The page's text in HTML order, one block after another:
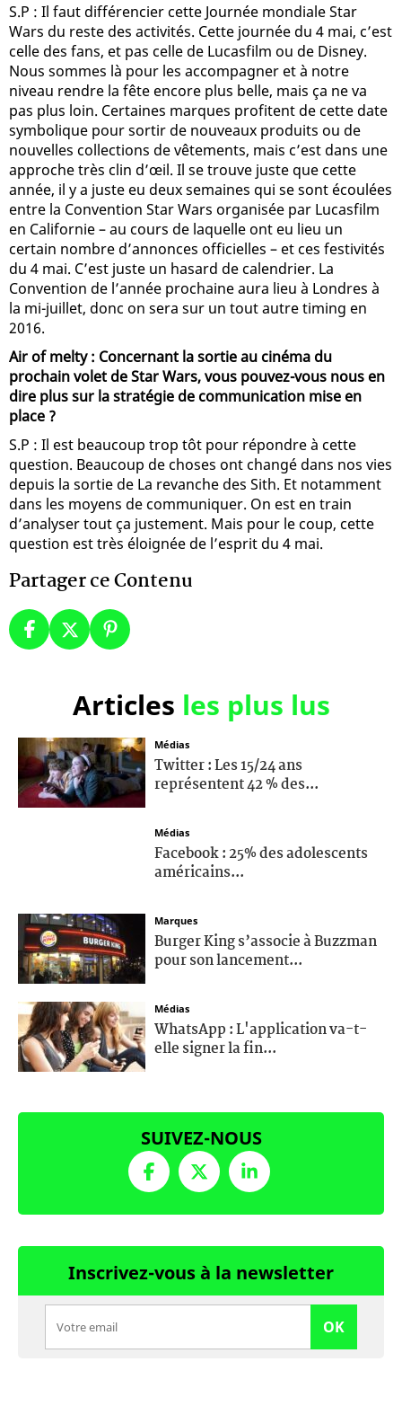
S.P : Il faut différencier cette Journée mondiale Star
Wars du reste des activités. Cette journée du 4 mai, c’est
celle des fans, et pas celle de Lucasfilm ou de Disney.
Nous sommes là pour les accompagner et à notre
niveau rendre la fête encore plus belle, mais ça ne va
pas plus loin. Certaines marques profitent de cette date
symbolique pour sortir de nouveaux produits ou de
nouvelles collections de vêtements, mais c’est dans une
approche très clin d’œil. Il se trouve juste que cette
année, il y a juste eu deux semaines qui se sont écoulées
entre la Convention Star Wars organisée par Lucasfilm
en Californie – au cours de laquelle ont eu lieu un
certain nombre d’annonces officielles – et ces festivités
du 4 mai. C’est juste un hasard de calendrier. La
Convention de l’année prochaine aura lieu à Londres à
la mi-juillet, donc on sera sur un tout autre timing en
2016.
Air of melty : Concernant la sortie au cinéma du
prochain volet de Star Wars, vous pouvez-vous nous en
dire plus sur la stratégie de communication mise en
place ?
S.P : Il est beaucoup trop tôt pour répondre à cette
question. Beaucoup de choses ont changé dans nos vies
depuis la sortie de La revanche des Sith. Et notamment
dans les moyens de communiquer. On est en train
d’analyser tout ça justement. Mais pour le coup, cette
question est très éloignée de l’esprit du 4 mai.
Partager ce Contenu
Articles les plus lus
Médias
Twitter : Les 15/24 ans
représentent 42 % des...
Médias
Facebook : 25% des adolescents
américains...
Marques
Burger King s’associe à Buzzman
pour son lancement...
Médias
WhatsApp : L'application va-t-
elle signer la fin...
SUIVEZ-NOUS
Inscrivez-vous à la newsletter
OK